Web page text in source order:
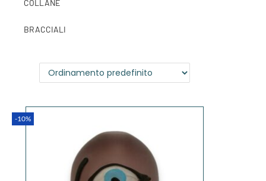
COLLANE
BRACCIALI
-10%